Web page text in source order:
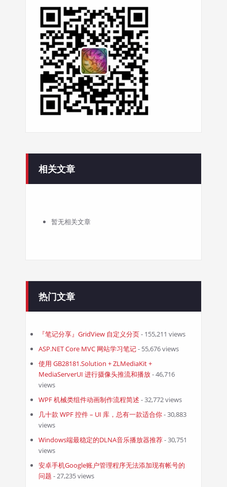
相关文章
暂无相关文章
热门文章
『笔记分享』GridView 自定义分页- 155,211 views
ASP.NET Core MVC 网站学习笔记- 55,676 views
使用 GB28181.Solution + ZLMediaKit +
MediaServerUI 进行摄像头推流和播放- 46,716
views
WPF 机械类组件动画制作流程简述 - 32,772 views
几十款 WPF 控件 – UI 库，总有一款适合你- 30,883
views
Windows端最稳定的DLNA音乐播放器推荐- 30,751
views
安卓手机Google账户管理程序无法添加现有帐号的
问题 - 27,235 views